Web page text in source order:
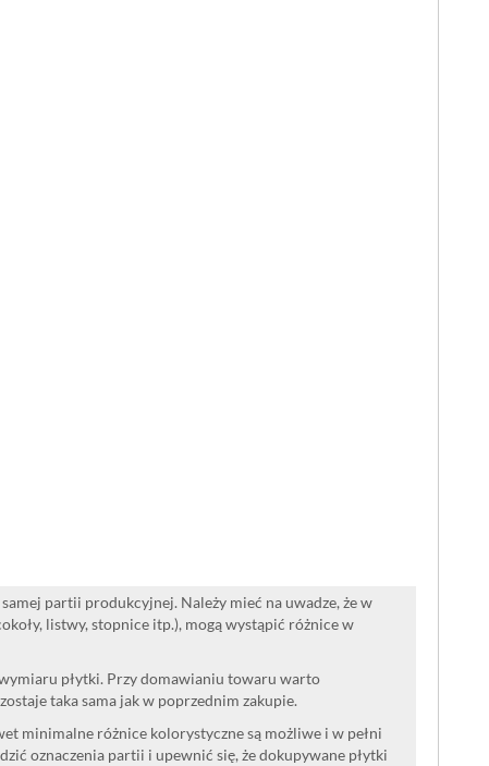
partii produkcyjnej. Należy mieć na uwadze, że w
listwy, stopnice itp.), mogą wystąpić różnice w
płytki. Przy domawianiu towaru warto
taka sama jak w poprzednim zakupie.
minimalne różnice kolorystyczne są możliwe i w pełni
oznaczenia partii i upewnić się, że dokupywane płytki